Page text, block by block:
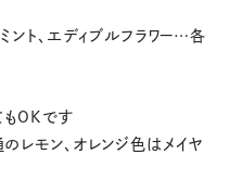
ント、エディブルフラワー…各
もOKです
レモン、オレンジ色はメイヤ